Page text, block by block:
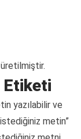
üretilmiştir.
Etiketi
yazılabilir ve
istediğiniz metin”